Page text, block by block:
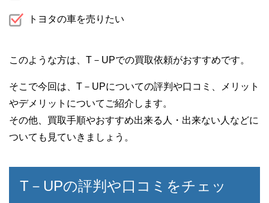
トヨタの車を売りたい
このような方は、T－UPでの買取依頼がおすすめです。
そこで今回は、T－UPについての評判や口コミ、メリット
やデメリットについてご紹介します。
その他、買取手順やおすすめ出来る人・出来ない人などに
ついても見ていきましょう。
T－UPの評判や口コミをチェッ